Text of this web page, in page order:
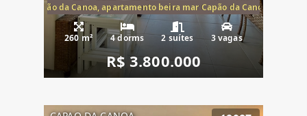
mar Capão da Canoa, apartamento beira mar Capão da Canoa,
260 m² 4 dorms 2 suítes 3 vagas
R$ 3.800.000